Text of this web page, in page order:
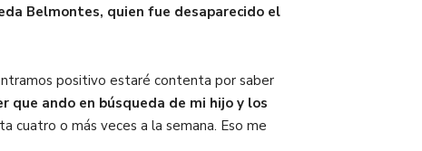
Belmontes, quien fue desaparecido el
positivo estaré contenta por saber
que ando en búsqueda de mi hijo y los
cuatro o más veces a la semana. Eso me